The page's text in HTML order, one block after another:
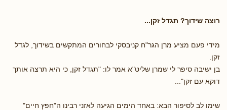
רוצה שידוך? תגדל זקן...
מידי פעם מציע מרן הגר"ח קניבסקי לבחורים המתקשים בשידוך, לגדל
זקן.
בן ישיבה סיפר לי שמרן שליט"א אמר לו: "תגדל זקן, כי היא תרצה אותך
דוקא עם זקן"...
שימו לב לסיפור הבא: באחד הימים הגיעה לאזני רבינו ה"חפץ חיים"